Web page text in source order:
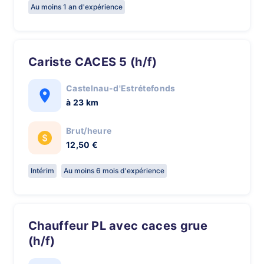
Au moins 1 an d'expérience
Cariste CACES 5 (h/f)
Castelnau-d'Estrétefonds
à 23 km
Brut/heure
12,50 €
Intérim Au moins 6 mois d'expérience
Chauffeur PL avec caces grue
(h/f)